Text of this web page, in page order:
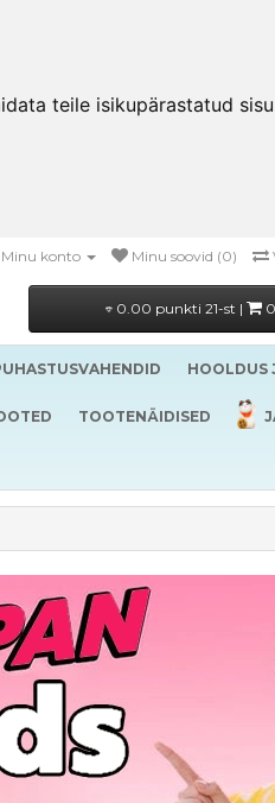
teile isikupärastatud
Minu konto Minu soovid (0)
0.00 punkti 21-st | 0
HOOLDUS
TOOTENÄIDISED